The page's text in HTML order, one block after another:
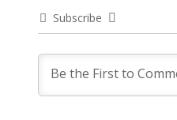
Subscribe